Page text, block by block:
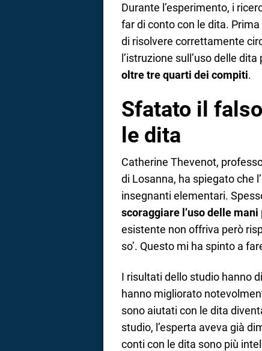
Durante l’esperimento, i
far di conto con le dita.
di risolvere correttamente
l’istruzione sull’uso delle
oltre tre quarti dei compiti.
Sfatato il
le dita
Catherine Thevenot,
di Losanna, ha spiegato che
insegnanti elementari.
scoraggiare l’uso delle mani
esistente non offriva però
so’. Questo mi ha spinto a
I risultati dello studio hanno
hanno migliorato
sono aiutati con le dita
studio, l’esperta aveva già
conti con le dita sono più